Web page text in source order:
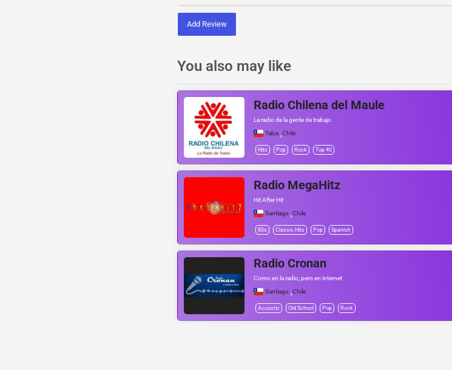
Add Review
You also may like
Radio Chilena del Maule
La radio de la gente de trabajo
Talca ,Chile
Hits Pop Rock Top 40
Radio MegaHitz
Hit After Hit
Santiago ,Chile
80s Classic Hits Pop Spanish
Radio Cronan
Como en la radio, pero en internet
Santiago ,Chile
Acoustic Old School Pop Rock